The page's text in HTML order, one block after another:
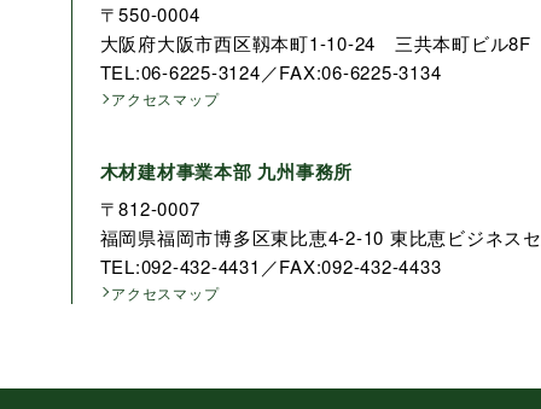
〒550-0004
大阪府大阪市西区靱本町1-10-24 三共本町ビル8F
TEL:06-6225-3124／FAX:06-6225-3134
アクセスマップ
木材建材事業本部 九州事務所
〒812-0007
福岡県福岡市博多区東比恵4-2-10 東比恵ビジネス
TEL:092-432-4431／FAX:092-432-4433
アクセスマップ